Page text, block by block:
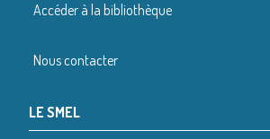
Accéder à la bibliothèque
Nous contacter
LE SMEL